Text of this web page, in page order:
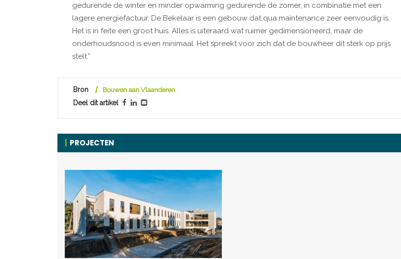
gedurende de winter en minder opwarming gedurende de zomer, in combinatie met een
lagere energiefactuur. De Bekelaar is een gebouw dat qua maintenance zeer eenvoudig is.
Het is in feite een groot huis. Alles is uiteraard wat ruimer gedimensioneerd, maar de
onderhoudsnood is even minimaal. Het spreekt voor zich dat de bouwheer dit sterk op prijs
stelt.”
Bron Bouwen aan Vlaanderen
Deel dit artikel
PROJECTEN